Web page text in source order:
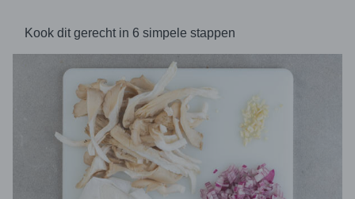
Kook dit gerecht in 6 simpele stappen